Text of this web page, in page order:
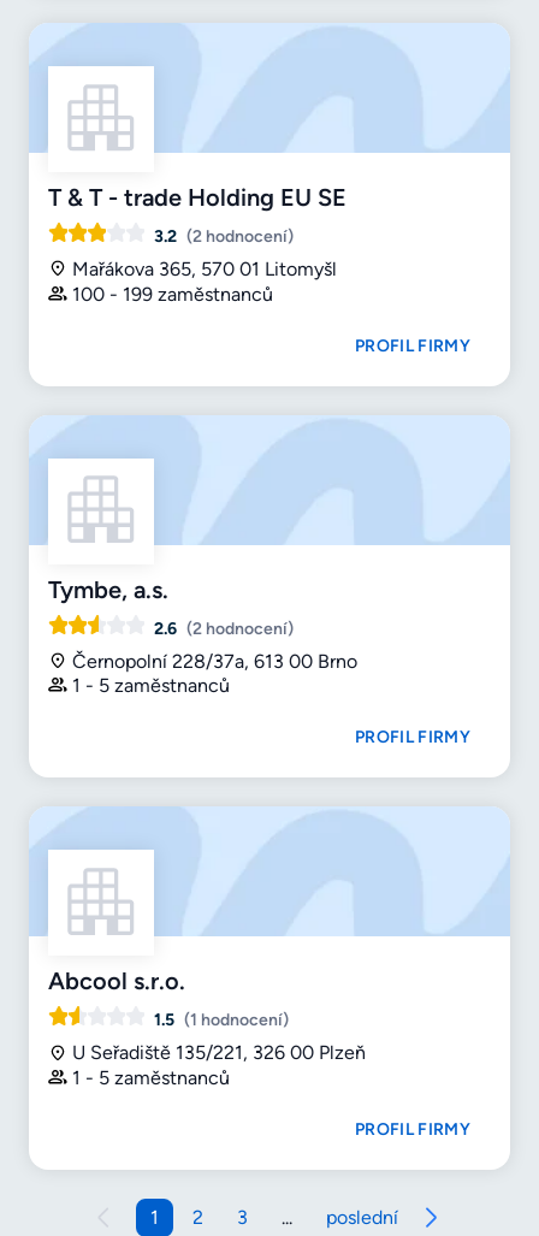
T & T - trade Holding EU SE
3.2 (2 hodnocení)
Mařákova 365, 570 01 Litomyšl
100 - 199 zaměstnanců
PROFIL FIRMY
Tymbe, a.s.
2.6 (2 hodnocení)
Černopolní 228/37a, 613 00 Brno
1 - 5 zaměstnanců
PROFIL FIRMY
Abcool s.r.o.
1.5 (1 hodnocení)
U Seřadiště 135/221, 326 00 Plzeň
1 - 5 zaměstnanců
PROFIL FIRMY
1 2 3 ... poslední